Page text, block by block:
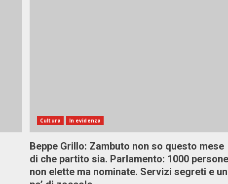
Cultura In evidenza
Beppe Grillo: Zambuto non so questo mese
di che partito sia. Parlamento: 1000
non elette ma nominate. Servizi segreti e un